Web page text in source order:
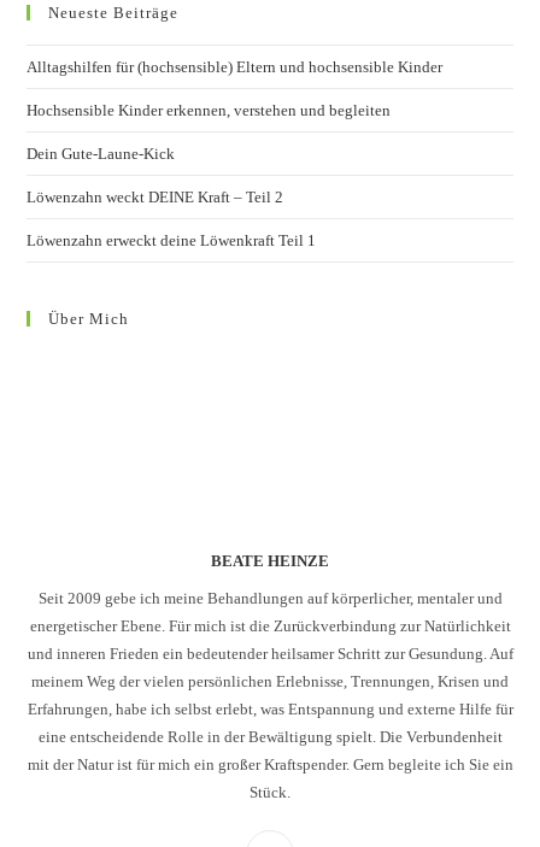
Neueste Beiträge
Alltagshilfen für (hochsensible) Eltern und hochsensible Kinder
Hochsensible Kinder erkennen, verstehen und begleiten
Dein Gute-Laune-Kick
Löwenzahn weckt DEINE Kraft – Teil 2
Löwenzahn erweckt deine Löwenkraft Teil 1
Über Mich
BEATE HEINZE
Seit 2009 gebe ich meine Behandlungen auf körperlicher, mentaler und
energetischer Ebene. Für mich ist die Zurückverbindung zur Natürlichkeit
und inneren Frieden ein bedeutender heilsamer Schritt zur Gesundung. Auf
meinem Weg der vielen persönlichen Erlebnisse, Trennungen, Krisen und
Erfahrungen, habe ich selbst erlebt, was Entspannung und externe Hilfe für
eine entscheidende Rolle in der Bewältigung spielt. Die Verbundenheit
mit der Natur ist für mich ein großer Kraftspender. Gern begleite ich Sie ein
Stück.